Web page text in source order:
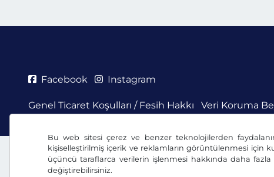
Bu web sitesi çerez ve benzer teknolojilerden
kişiselleştirilmiş içerik ve reklamların görüntülenmesi için
üçüncü taraflarca verilerin işlenmesi hakkında daha
değiştirebilirsiniz.
Facebook Instagram
Genel Ticaret Koşulları / Fesih Hakkı Veri Koruma